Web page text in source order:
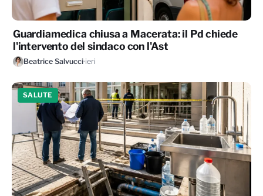
Guardiamedica chiusa a Macerata: il Pd chiede
l'intervento del sindaco con l'Ast
Beatrice Salvucci·ieri
SALUTE